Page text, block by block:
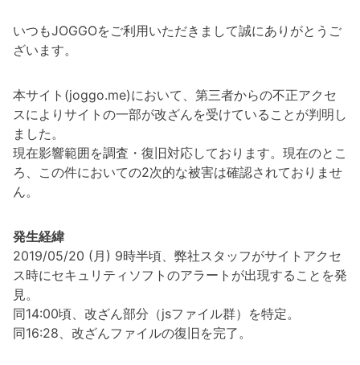
いつもJOGGOをご利用いただきまして誠にありがとうご
ざいます。
本サイト(joggo.me)において、第三者からの不正アクセ
スによりサイトの一部が改ざんを受けていることが判明し
ました。
現在影響範囲を調査・復旧対応しております。現在のとこ
ろ、この件においての2次的な被害は確認されておりませ
ん。
発生経緯
2019/05/20 (月) 9時半頃、弊社スタッフがサイトアクセ
ス時にセキュリティソフトのアラートが出現することを発
見。
同14:00頃、改ざん部分（jsファイル群）を特定。
同16:28、改ざんファイルの復旧を完了。